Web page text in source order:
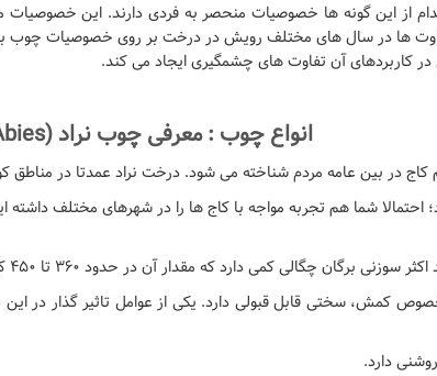
از این گونه ها خصوصیات منحصر به فردی دارند. این
ها در سال های مختلف رویش در درخت بر روی خصوصیات چوب
کاربردهای آن تفاوت های چشمگیری ایجاد می کند.
انواع چوب : معرفی چوب نراد(Abies):
در بین عامه مردم شناخته می شود. درخت نراد عمدتا در مناطق
کمی دارد که مقدار آن در حدود ۳۶۰ تا ۴۵۰ کیلوگرم بر متر مکعب است.
کمش، سختی قابل قبولی دارد. یکی از عوامل تاثیر گذار در
دارد.